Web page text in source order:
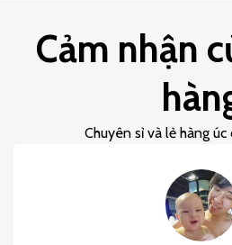
Cảm nhận
Chuyên sỉ và lẻ hàng